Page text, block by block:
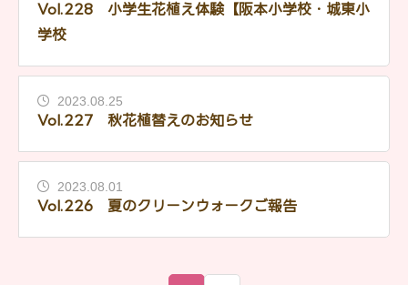
Vol.228 小学生花植え体験【阪本小学校・城東小
学校
Vol.227 秋花植替えのお知らせ
2023.08.25
Vol.226 夏のクリーンウォークご報告
2023.08.01